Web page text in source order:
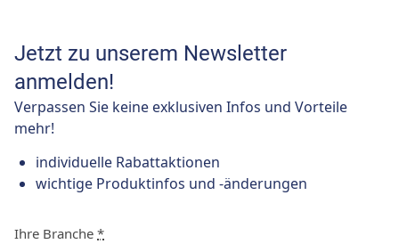
Jetzt zu unserem Newsletter
anmelden!
Verpassen Sie keine exklusiven Infos und Vorteile
mehr!
individuelle Rabattaktionen
wichtige Produktinfos und -änderungen
Ihre Branche *